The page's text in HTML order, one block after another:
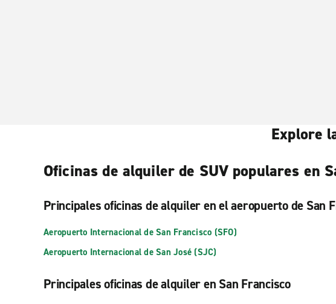
Explore
Oficinas de alquiler de SUV populares en
Principales oficinas de alquiler en el aeropuerto de San
Aeropuerto Internacional de San Francisco (SFO)
Aeropuerto Internacional de San José (SJC)
Principales oficinas de alquiler en San Francisco